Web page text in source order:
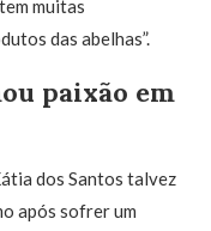
muitas
das abelhas”.
paixão em
dos Santos talvez
após sofrer um